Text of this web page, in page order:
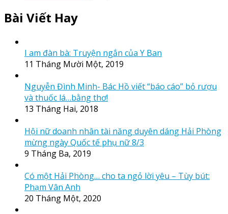
Bài Viết Hay
I am đàn bà: Truyện ngắn của Y Ban
11 Tháng Mười Một, 2019
Nguyễn Đình Minh- Bác Hồ viết “báo cáo” bỏ rượu
và thuốc lá…bằng thơ!
13 Tháng Hai, 2018
Hội nữ doanh nhân tài năng duyên dáng Hải Phòng
mừng ngày Quốc tế phụ nữ 8/3
9 Tháng Ba, 2019
Có một Hải Phòng… cho ta ngỏ lời yêu – Tùy bút:
Phạm Vân Anh
20 Tháng Một, 2020